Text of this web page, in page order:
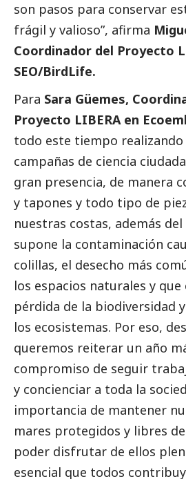
son pasos para conservar
frágil y valioso”, afirma
Coordinador del Proyecto
SEO/BirdLife.
Para Sara Güemes,
Proyecto LIBERA en
todo este tiempo realizando
campañas de ciencia
gran presencia, de manera
y tapones y todo tipo de
nuestras costas, además
supone la contaminación
colillas, el desecho más
los espacios naturales y
pérdida de la biodiversidad
los ecosistemas. Por eso,
queremos reiterar un año
compromiso de seguir
y concienciar a toda la
importancia de mantener
mares protegidos y libres
poder disfrutar de ellos
esencial que todos